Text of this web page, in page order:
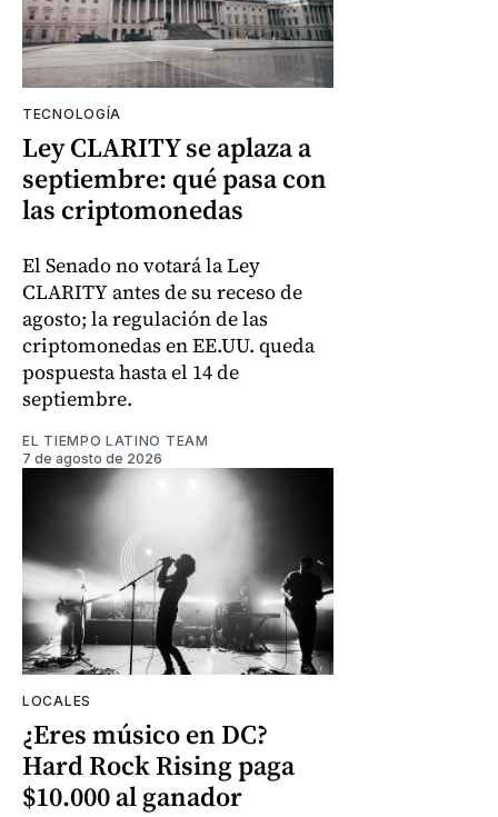
TECNOLOGÍA
Ley CLARITY se aplaza a
septiembre: qué pasa con
las criptomonedas
El Senado no votará la Ley
CLARITY antes de su receso de
agosto; la regulación de las
criptomonedas en EE.UU. queda
pospuesta hasta el 14 de
septiembre.
EL TIEMPO LATINO TEAM
7 de agosto de 2026
LOCALES
¿Eres músico en DC?
Hard Rock Rising paga
$10.000 al ganador